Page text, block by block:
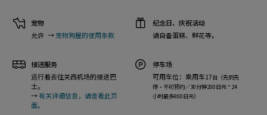
宠物
允许 →宠物狗屋的使用条款
纪念日、庆祝活动
请自备蛋糕、鲜花等。
接送服务
运行着去往关西机场的接送巴
士。
→有关详细信息，请查看此页
面。
停车场
可用车位：乘用车17台（先到先
停・不可预约／30分钟200日元 * 24
小时最多800日元）